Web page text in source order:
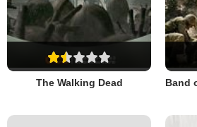
The Walking Dead